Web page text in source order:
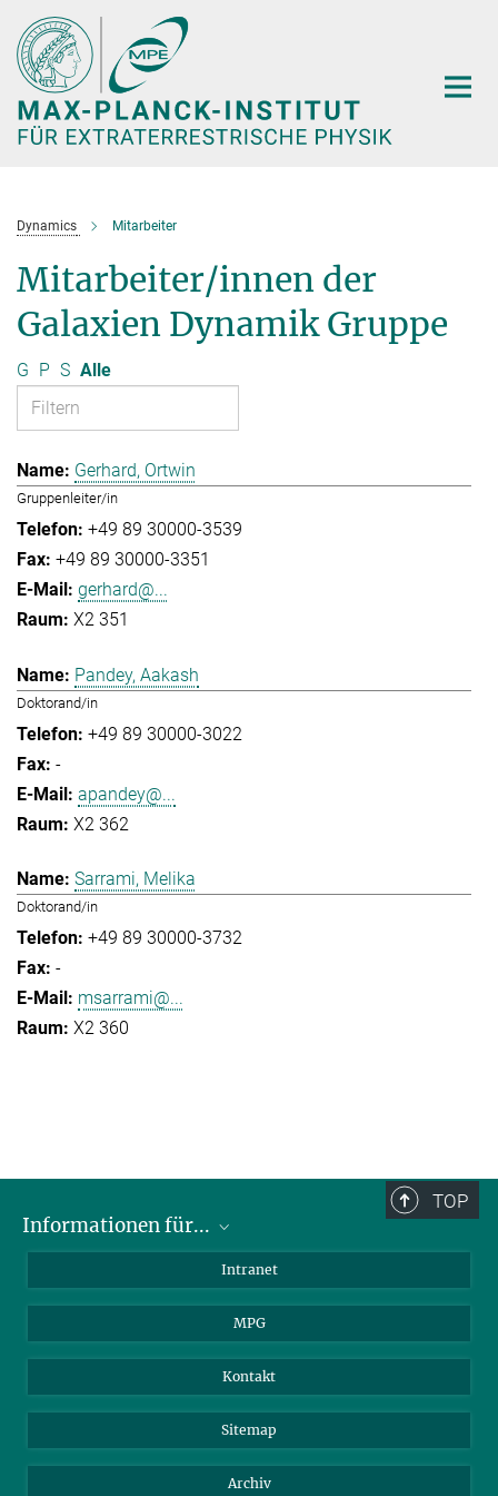
Hauptinhalt
Dynamics Mitarbeiter
Mitarbeiter/innen der
Galaxien Dynamik Gruppe
G P S Alle
Gerhard, Ortwin
Gruppenleiter/in
+49 89 30000-3539
+49 89 30000-3351
gerhard@...
X2 351
Pandey, Aakash
Doktorand/in
+49 89 30000-3022
-
apandey@...
X2 362
Sarrami, Melika
Doktorand/in
+49 89 30000-3732
-
msarrami@...
X2 360
TOP
Informationen für...
Studenten
Journalisten
Intranet
MPG
Kontakt
Sitemap
Archiv